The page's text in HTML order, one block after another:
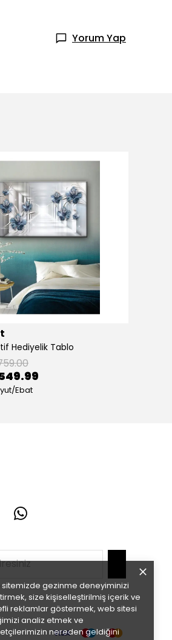
gezinme deneyiminizi
size kişiselleştirilmiş içerik ve
reklamlar göstermek, web sitesi
analiz etmek ve
nereden geldiğini
Yorum Yap
Hediyelik Tablo
Ebat